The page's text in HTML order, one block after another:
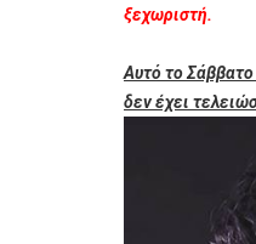
ξεχωριστή.
Αυτό το Σάββατο
δεν έχει